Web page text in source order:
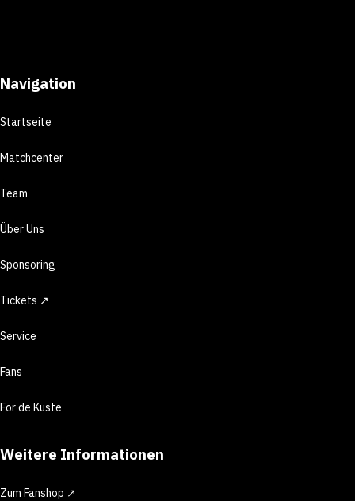
Navigation
Startseite
Matchcenter
Team
Über Uns
Sponsoring
Tickets ↗
Service
Fans
För de Küste
Weitere Informationen
Zum Fanshop ↗